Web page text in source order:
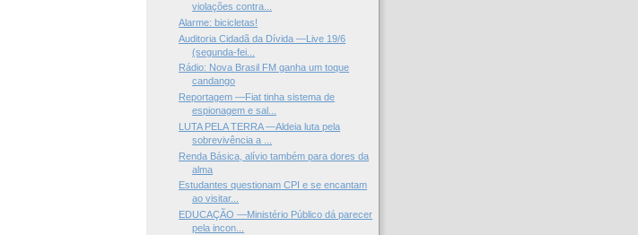
violações contra...
Alarme: bicicletas!
Auditoria Cidadã da Dívida —Live 19/6
(segunda-fei...
Rádio: Nova Brasil FM ganha um toque
candango
Reportagem —Fiat tinha sistema de
espionagem e sal...
LUTA PELA TERRA —Aldeia luta pela
sobrevivência a ...
Renda Básica, alívio também para dores da
alma
Estudantes questionam CPI e se encantam
ao visitar...
EDUCAÇÃO —Ministério Público dá parecer
pela incon...